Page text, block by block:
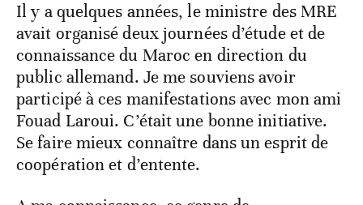
Il y a quelques années, le ministre des MRE
avait organisé deux journées d’étude et de
connaissance du Maroc en direction du
public allemand. Je me souviens avoir
participé à ces manifestations avec mon ami
Fouad Laroui. C’était une bonne initiative.
Se faire mieux connaître dans un esprit de
coopération et d’entente.